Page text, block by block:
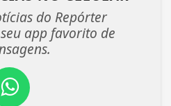
do Repórter
app favorito de